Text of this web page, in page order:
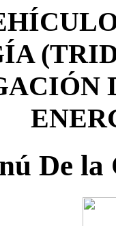
De la